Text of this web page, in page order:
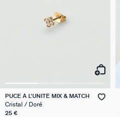
PUCE À L'UNITÉ MIX & MATCH
Cristal / Doré
25 €